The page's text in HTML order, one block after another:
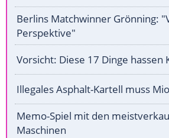
Berlins Matchwinner Grönning:
Perspektive"
Vorsicht: Diese 17 Dinge hassen
Illegales Asphalt-Kartell muss
Memo-Spiel mit den
Maschinen